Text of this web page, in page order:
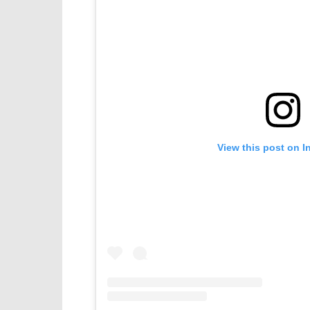
View this post on